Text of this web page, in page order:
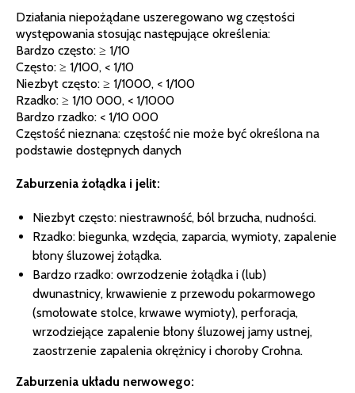
Działania niepożądane uszeregowano wg częstości
występowania stosując następujące określenia:
Bardzo często: ≥ 1/10
Często: ≥ 1/100, < 1/10
Niezbyt często: ≥ 1/1000, < 1/100
Rzadko: ≥ 1/10 000, < 1/1000
Bardzo rzadko: < 1/10 000
Częstość nieznana: częstość nie może być określona na
podstawie dostępnych danych
Zaburzenia żołądka i jelit:
Niezbyt często: niestrawność, ból brzucha, nudności.
Rzadko: biegunka, wzdęcia, zaparcia, wymioty, zapalenie
błony śluzowej żołądka.
Bardzo rzadko: owrzodzenie żołądka i (lub)
dwunastnicy, krwawienie z przewodu pokarmowego
(smołowate stolce, krwawe wymioty), perforacja,
wrzodziejące zapalenie błony śluzowej jamy ustnej,
zaostrzenie zapalenia okrężnicy i choroby Crohna.
Zaburzenia układu nerwowego: